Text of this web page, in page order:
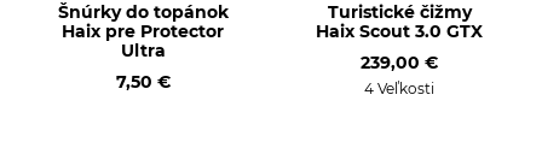
Šnúrky do topánok
Haix pre Protector
Ultra
7,50 €
Turistické čižmy
Haix Scout 3.0 GTX
239,00 €
4 Veľkosti